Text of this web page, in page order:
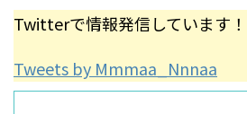
Twitterで情報発信しています！
Tweets by Mmmaa_Nnnaa